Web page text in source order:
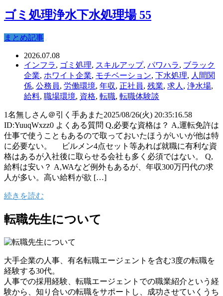
ゴミ処理浄水下水処理場 55
まとめ記事
2026.07.08
インフラ, ゴミ処理, スキルアップ, パワハラ, ブラック
企業, ホワイト企業, モチベーション, 下水処理, 人間関
係, 公務員, 労働環境, 年収, 正社員, 残業, 求人 , 浄水場,
給料, 職場環境, 資格, 転職, 転職体験談
1名無しさん＠引く手あまた2025/08/26(火) 20:35:16.58
ID:YuuqWxzz0 よくある質問 Q,必要な資格は？ A,運転免許は
仕事で使うこともあるので取っておいたほうがいいが他は特
に必要ない。 ビルメン4点セット等あれば就職に有利な資
格はあるが入社後に取らせる会社も多く必須ではない。 Q,
給料は安い？ A,WAなど例外もあるが、年収300万円代の求
人が多い。高い給料が欲 […]
続きを読む
転職先生について
大手企業の人事、有名転職エージェントを含む3度の転職を
経験する30代。
人事での採用経験、転職エージェントでの職業紹介という経
験から、知り合いの転職をサポートし、成功させていくうち